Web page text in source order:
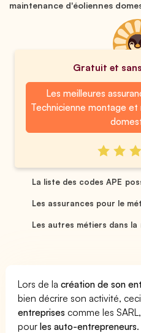
maintenance d'éoliennes
Gratuit et
Les meilleures
Technicienne montage
La liste des codes APE
Les assurances pour le
Les autres métiers dans la
Lors de lacréation de son
bien décrire son activité,
entreprises comme les
pourles auto-entrepreneurs.